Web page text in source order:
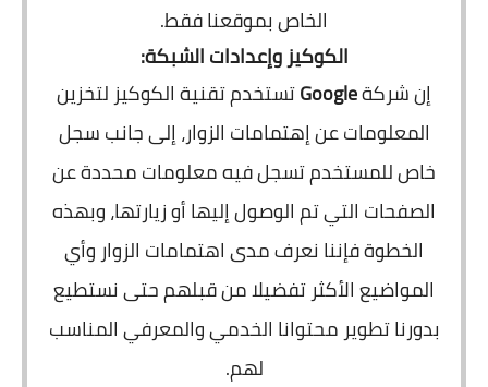
الخاص بموقعنا فقط.
الكوكيز وإعدادات الشبكة:
إن شركةGoogleتستخدم تقنية الكوكيز لتخزين
المعلومات عن إهتمامات الزوار، إلى جانب سجل
خاص للمستخدم تسجل فيه معلومات محددة عن
الصفحات التي تم الوصول إليها أو زيارتها، وبهذه
الخطوة فإننا نعرف مدى اهتمامات الزوار وأي
المواضيع الأكثر تفضيلا من قبلهم حتى نستطيع
بدورنا تطوير محتوانا الخدمي والمعرفي المناسب
لهم.